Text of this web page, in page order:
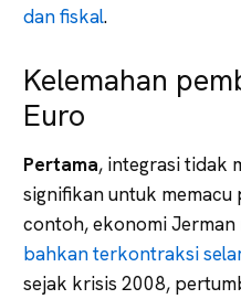
dan fiskal.
Kelemahan
Euro
Pertama, integrasi tidak
signifikan untuk memacu
contoh, ekonomi
bahkan terkontraksi
sejak krisis 2008,